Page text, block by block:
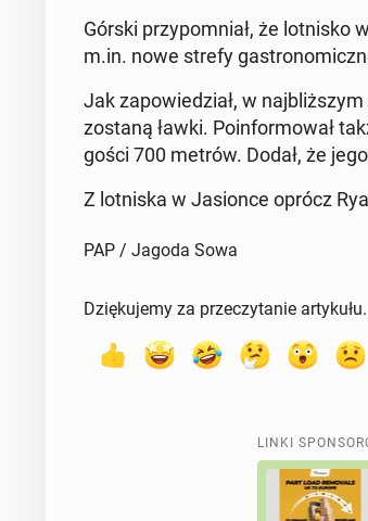
Górski przy­po­mniał, że lot­ni­sko
m.in. nowe strefy
Jak za­po­wie­dział, w
zostaną ławki. Po­in­for­mo­wał
go­ści 700 metrów. Dodał, że
Z lot­ni­ska w Ja­sion­ce oprócz
PAP / Jagoda Sowa
Dziękujemy za przeczytanie
LINKI